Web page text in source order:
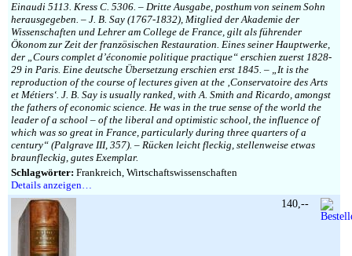
Einaudi 5113. Kress C. 5306. – Dritte Ausgabe, posthum von seinem Sohn
herausgegeben. – J. B. Say (1767-1832), Mitglied der Akademie der
Wissenschaften und Lehrer am College de France, gilt als führender
Ökonom zur Zeit der französischen Restauration. Eines seiner Hauptwerke,
der „Cours complet d’économie politique practique“ erschien zuerst 1828-
29 in Paris. Eine deutsche Übersetzung erschien erst 1845. – „It is the
reproduction of the course of lectures given at the ‚Conservatoire des Arts
et Métiers‘. J. B. Say is usually ranked, with A. Smith and Ricardo, amongst
the fathers of economic science. He was in the true sense of the world the
leader of a school – of the liberal and optimistic school, the influence of
which was so great in France, particularly during three quarters of a
century“ (Palgrave III, 357). – Rücken leicht fleckig, stellenweise etwas
braunfleckig, gutes Exemplar.
Schlagwörter: Frankreich, Wirtschaftswissenschaften
Details anzeigen…
140,--